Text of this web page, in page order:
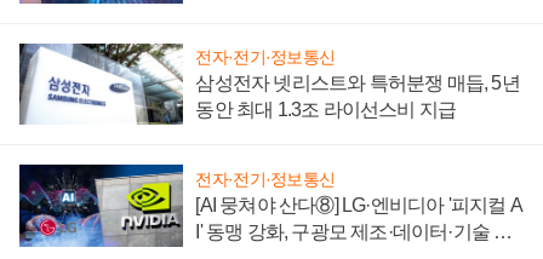
전자·전기·정보통신
삼성전자 넷리스트와 특허분쟁 매듭, 5년
동안 최대 1.3조 라이선스비 지급
전자·전기·정보통신
[AI 뭉쳐야 산다⑧] LG·엔비디아 '피지컬 A
I' 동맹 강화, 구광모 제조·데이터·기술 결